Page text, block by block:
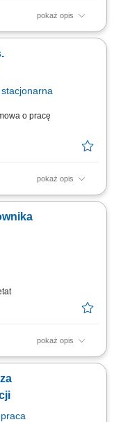
pokaż opis
marketplace (np.
mailowy i
realizacji bieżących
stacjonarna
o pracę
pokaż opis
z umowami najmu i
itd.),
umów najmów i
pokaż opis
procesów
planów
jakości produktów
praca